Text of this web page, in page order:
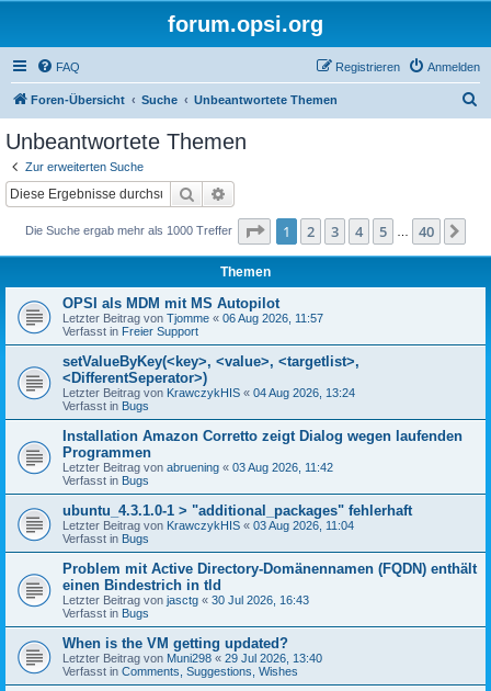
forum.opsi.org
FAQ Anmelden
Registrieren
Foren-Übersicht Suche Unbeantwortete Themen
Unbeantwortete Themen
Zur erweiterten Suche
Suche
Die Suche ergab mehr als 1000 Treffer Seite 1von 40
1 2 3 4 5 40
Themen
OPSI als MDM mit MS Autopilot
Letzter Beitrag von Tjomme « 06 Aug 2026, 11:57
Verfasst in Freier Support
setValueByKey(<key>, <value>, <targetlist>,
<DifferentSeperator>)
Letzter Beitrag von KrawczykHIS « 04 Aug 2026, 13:24
Verfasst in Bugs
Installation Amazon Corretto zeigt Dialog wegen laufenden
Programmen
Letzter Beitrag von abruening « 03 Aug 2026, 11:42
Verfasst in Bugs
ubuntu_4.3.1.0-1 > "additional_packages" fehlerhaft
Letzter Beitrag von KrawczykHIS « 03 Aug 2026, 11:04
Verfasst in Bugs
Problem mit Active Directory-Domänennamen (FQDN) enthält
einen Bindestrich in tld
Letzter Beitrag von jasctg « 30 Jul 2026, 16:43
Verfasst in Bugs
When is the VM getting updated?
Letzter Beitrag von Muni298 « 29 Jul 2026, 13:40
Verfasst in Comments, Suggestions, Wishes